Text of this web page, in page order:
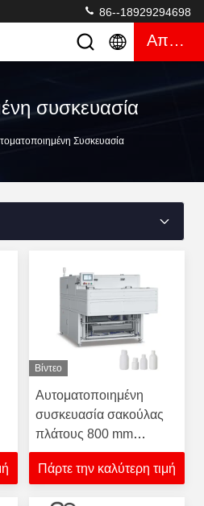
86--18929294698
Απόσπασμα
συσκευασία
Συσκευασία
Βίντεο
Αυτοματοποιημένη
συσκευασία σακούλας
πλάτους 800 mm
Συνδέεται με μηχανή
φυσήματος μπουκαλιών
Πάρτε την καλύτερη τιμή